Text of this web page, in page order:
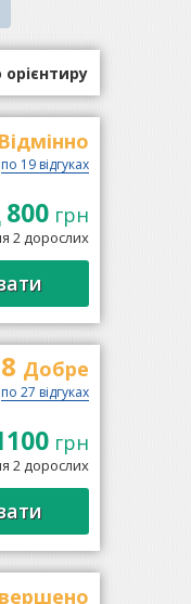
Відмінно
по 19 відгуках
800грн
2 дорослих
Добре
по 27 відгуках
грн
2 дорослих